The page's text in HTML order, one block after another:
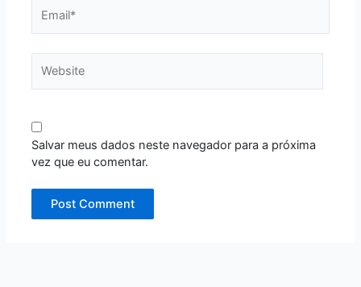
Salvar meus dados neste navegador para a próxima
vez que eu comentar.